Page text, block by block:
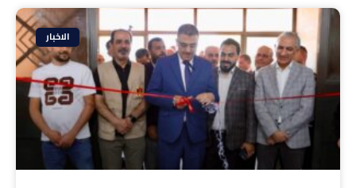
الاخبار